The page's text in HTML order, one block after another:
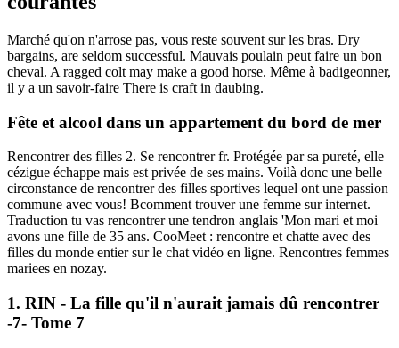
Marché qu'on n'arrose pas, vous reste souvent sur les bras. Dry
bargains, are seldom successful. Mauvais poulain peut faire un bon
cheval. A ragged colt may make a good horse. Même à badigeonner,
il y a un savoir-faire There is craft in daubing.
Fête et alcool dans un appartement du bord de mer
Rencontrer des filles 2. Se rencontrer fr. Protégée par sa pureté, elle
cézigue échappe mais est privée de ses mains. Voilà donc une belle
circonstance de rencontrer des filles sportives lequel ont une passion
commune avec vous! Bcomment trouver une femme sur internet.
Traduction tu vas rencontrer une tendron anglais 'Mon mari et moi
avons une fille de 35 ans. CooMeet : rencontre et chatte avec des
filles du monde entier sur le chat vidéo en ligne. Rencontres femmes
mariees en nozay.
1. RIN - La fille qu'il n'aurait jamais dû rencontrer
-7- Tome 7